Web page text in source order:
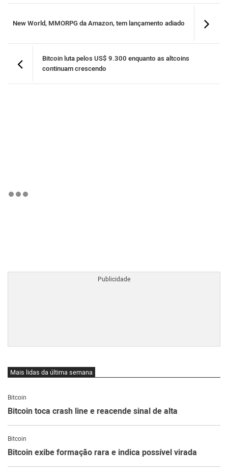
New World, MMORPG da Amazon, tem lançamento adiado
Bitcoin luta pelos US$ 9.300 enquanto as altcoins
continuam crescendo
Mais lidas da última semana
Bitcoin
Bitcoin toca crash line e reacende sinal de alta
Bitcoin
Bitcoin exibe formação rara e indica possível virada